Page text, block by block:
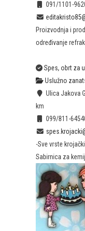
091/1101-962
Proizvodnja i
određivanje
Spes, obrt za
Uslužno
Ulica Jakova
km
099/811-6454
-Sve vrste
Sabirnica za